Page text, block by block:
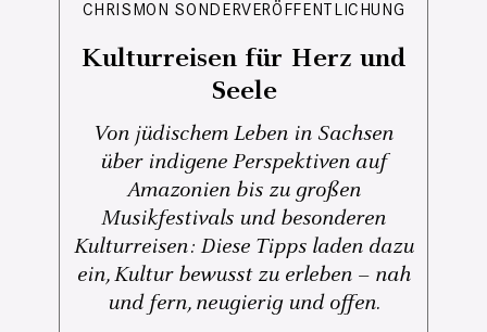
CHRISMON SONDERVERÖFFENTLICHUNG
Kulturreisen für Herz und
Seele
Von jüdischem Leben in Sachsen
über indigene Perspektiven auf
Amazonien bis zu großen
Musikfestivals und besonderen
Kulturreisen: Diese Tipps laden dazu
ein, Kultur bewusst zu erleben – nah
und fern, neugierig und offen.